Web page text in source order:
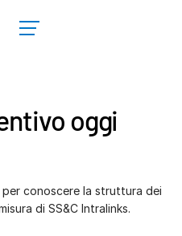
Richiedi una
oggi
conoscere la struttura dei
di SS&C Intralinks.